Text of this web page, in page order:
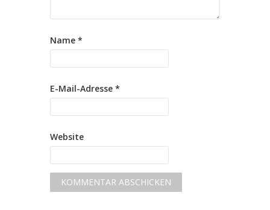
Name *
E-Mail-Adresse *
Website